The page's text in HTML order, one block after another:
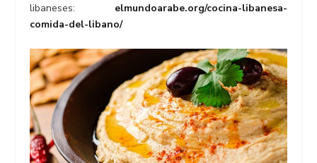
libaneses: elmundoarabe.org/cocina-libanesa-
comida-del-libano/